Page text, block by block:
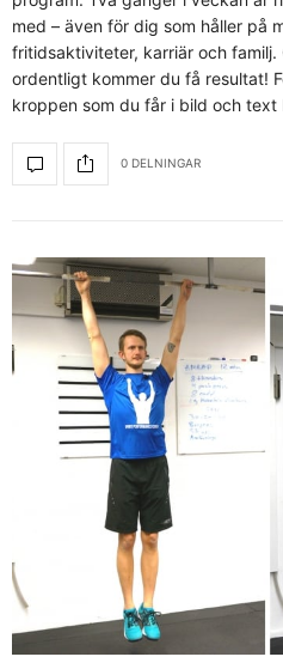
med – även för dig som håller på
fritidsaktiviteter, karriär och
ordentligt kommer du få resultat!
kroppen som du får i bild och text
0 DELNINGAR